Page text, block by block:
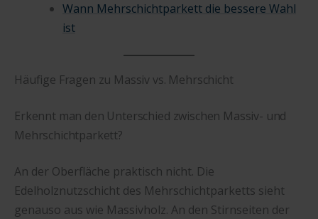
Wann Mehrschichtparkett die bessere Wahl
ist
Häufige Fragen zu Massiv vs. Mehrschicht
Erkennt man den Unterschied zwischen Massiv- und
Mehrschichtparkett?
An der Oberfläche praktisch nicht. Die
Edelholznutzschicht des Mehrschichtparketts sieht
genauso aus wie Massivholz. An den Stirnseiten der